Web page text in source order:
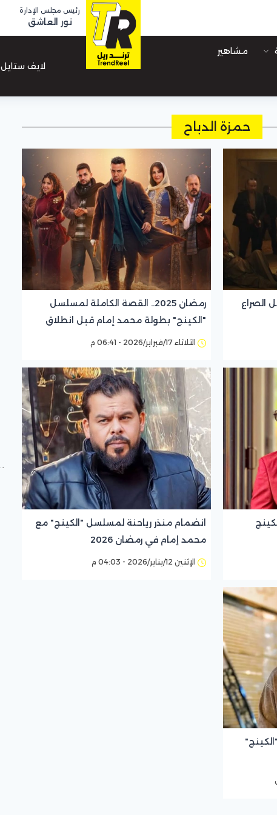
رئيس مجلس الإدارة
نور العاشق
مشاهير
لايف ستايل
حمزة الدباح
الصراع
رمضان 2025.. القصة الكاملة لمسلسل
"الكينج" بطولة محمد إمام قبل انطلاق
عرض الحلقة الأولى
الثلاثاء 17/فبراير/2026 - 06:41 م
انضمام منذر رياحنة لمسلسل "الكينج" مع
محمد إمام في رمضان 2026
الإثنين 12/يناير/2026 - 04:03 م